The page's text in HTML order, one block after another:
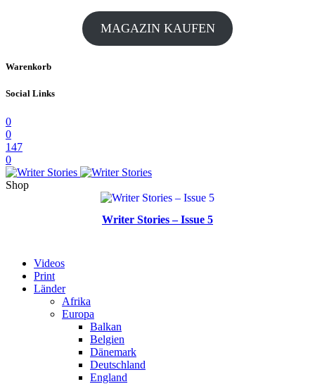
MAGAZIN KAUFEN
Warenkorb
Social Links
0
0
147
0
Shop
Writer Stories – Issue 5
Videos
Print
Länder
Afrika
Europa
Balkan
Belgien
Dänemark
Deutschland
England